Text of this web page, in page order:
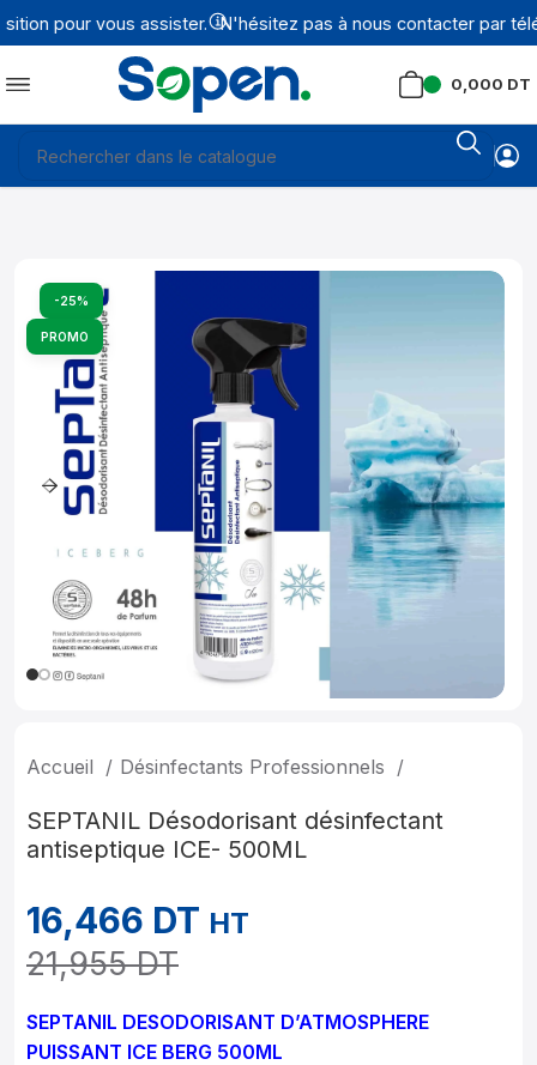
pour vous assister. N'hésitez pas à nous contacter par
0,000 DT
-25%
PROMO
Accueil Désinfectants Professionnels
SEPTANIL Désodorisant désinfectant
antiseptique ICE- 500ML
16,466 DT HT
21,955DT
SEPTANIL DESODORISANT D’ATMOSPHERE
PUISSANT ICE BERG 500ML